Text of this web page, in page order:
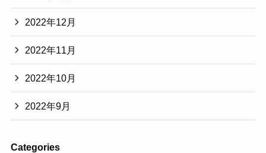
2022年12月
2022年11月
2022年10月
2022年9月
Categories